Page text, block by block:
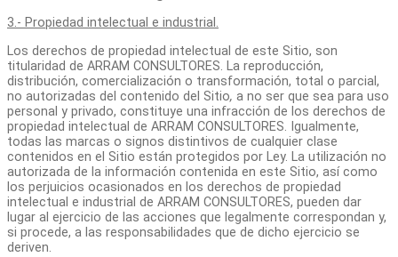
3.- Propiedad intelectual e industrial.
Los derechos de propiedad intelectual de este Sitio, son
titularidad de ARRAM CONSULTORES. La reproducción,
distribución, comercialización o transformación, total o parcial,
no autorizadas del contenido del Sitio, a no ser que sea para uso
personal y privado, constituye una infracción de los derechos de
propiedad intelectual de ARRAM CONSULTORES. Igualmente,
todas las marcas o signos distintivos de cualquier clase
contenidos en el Sitio están protegidos por Ley. La utilización no
autorizada de la información contenida en este Sitio, así como
los perjuicios ocasionados en los derechos de propiedad
intelectual e industrial de ARRAM CONSULTORES, pueden dar
lugar al ejercicio de las acciones que legalmente correspondan y,
si procede, a las responsabilidades que de dicho ejercicio se
deriven.